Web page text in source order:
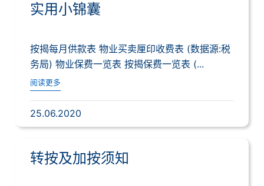
实用小锦囊
按揭每月供款表 物业买卖厘印收费表 (数据源:税
务局) 物业保费一览表 按揭保费一览表 (...
阅读更多
25.06.2020
转按及加按须知